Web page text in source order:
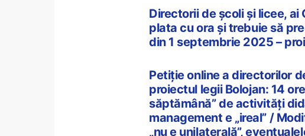
Directorii de școli și licee, ai
plata cu ora și trebuie să
din 1 septembrie 2025 –
Petiție online a directorilor
proiectul legii Bolojan: 14
săptămână” de activități
management e „ireal” /
„nu e unilaterală”,